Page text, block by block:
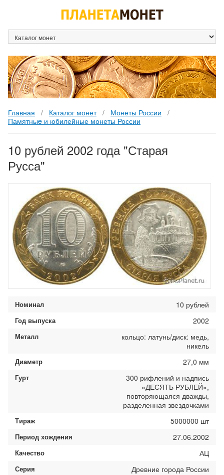
Каталог монет
Монеты России
Памятныe и юбилейные монеты России
10 рублей 2002 года "Старая
Русса"
Номинал 10 рублей
Год выпуска 2002
Металл
кольцо: латунь/диск: медь,
никель
Диаметр 27,0 мм
Гурт
300 рифлений и надпись
«ДЕСЯТЬ РУБЛЕЙ»,
повторяющаяся дважды,
разделенная звездочками
Тираж 5000000 шт
Период хождения 27.06.2002
Качество АЦ
Серия Древние города России